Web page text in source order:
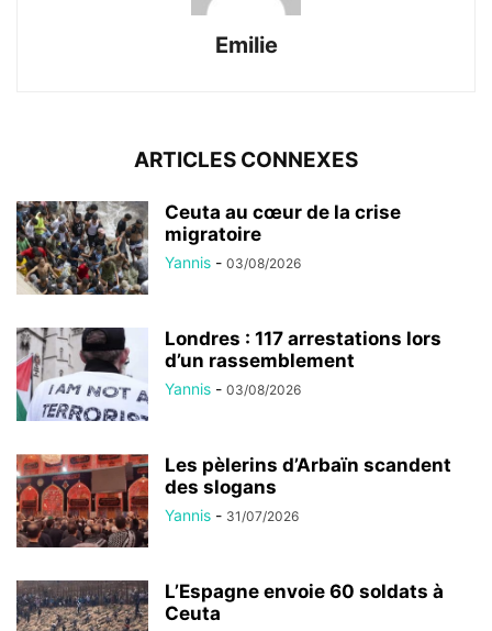
Emilie
ARTICLES CONNEXES
Ceuta au cœur de la crise
migratoire
Yannis - 03/08/2026
Londres : 117 arrestations lors
d’un rassemblement
Yannis - 03/08/2026
Les pèlerins d’Arbaïn scandent
des slogans
Yannis - 31/07/2026
L’Espagne envoie 60 soldats à
Ceuta